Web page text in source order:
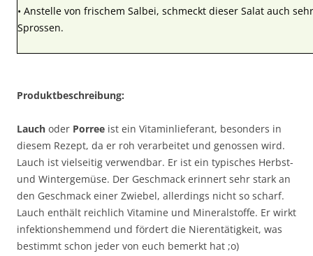
• Anstelle von frischem Salbei, schmeckt dieser Salat auch
Sprossen.
Produktbeschreibung:
Lauch oder Porree ist ein Vitaminlieferant, besonders in
diesem Rezept, da er roh verarbeitet und genossen wird.
Lauch ist vielseitig verwendbar. Er ist ein typisches Herbst-
und Wintergemüse. Der Geschmack erinnert sehr stark an
den Geschmack einer Zwiebel, allerdings nicht so scharf.
Lauch enthält reichlich Vitamine und Mineralstoffe. Er wirkt
infektionshemmend und fördert die Nierentätigkeit, was
bestimmt schon jeder von euch bemerkt hat ;o)